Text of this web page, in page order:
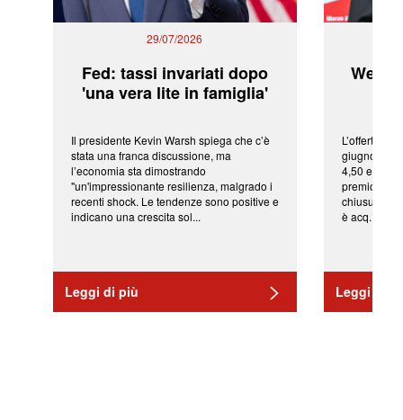
29/07/2026
Fed: tassi invariati dopo
'una vera lite in famiglia'
Il presidente Kevin Warsh spiega che c’è
stata una franca discussione, ma
l’economia sta dimostrando
"un'impressionante resilienza, malgrado i
recenti shock. Le tendenze sono positive e
indicano una crescita sol...
Leggi di più
L’offerta
giugno da
4,50 euro
premio di
chiusura
è acq...
Leggi di